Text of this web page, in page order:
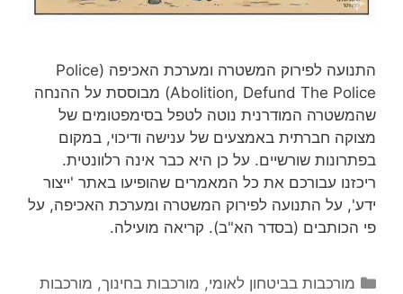
התנועה לפירוק המשטרה ומערכת האכיפה (Police
Abolition, Defund The Police) מבוססת על ההנחה
שהמשטרה המודרנית נוטה לטפל בסימפטומים של
מצוקה חברתית באמצעים של ענישה ודיכוי, במקום
בפתרונות שורשיים. על כן היא כבר אינה רלוונטית.
ריכזנו עבורכם את כל המאמרים שהופיעו באתר 'ייצור
ידע', על התנועה לפירוק המשטרה ומערכת האכיפה, על
פי הכותבים (בסדר הא"ב). קריאה מועילה.
קטגוריות
מורכבות בביטחון לאומי, מורכבות בחינוך, מורכבות